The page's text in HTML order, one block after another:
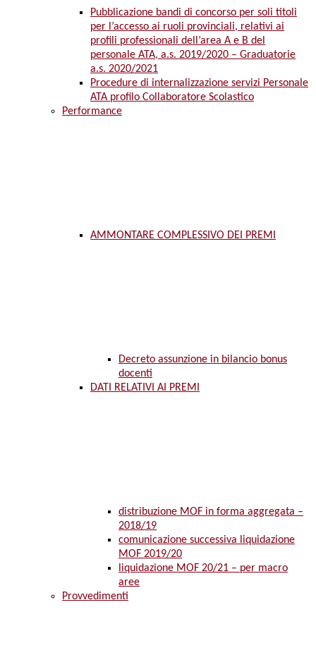
Pubblicazione bandi di concorso per soli titoli
per l’accesso ai ruoli provinciali, relativi ai
profili professionali dell’area A e B del
personale ATA, a.s. 2019/2020 – Graduatorie
a.s. 2020/2021
Procedure di internalizzazione servizi Personale
ATA profilo Collaboratore Scolastico
Performance
AMMONTARE COMPLESSIVO DEI PREMI
Decreto assunzione in bilancio bonus
docenti
DATI RELATIVI AI PREMI
distribuzione MOF in forma aggregata –
2018/19
comunicazione successiva liquidazione
MOF 2019/20
liquidazione MOF 20/21 – per macro
aree
Provvedimenti